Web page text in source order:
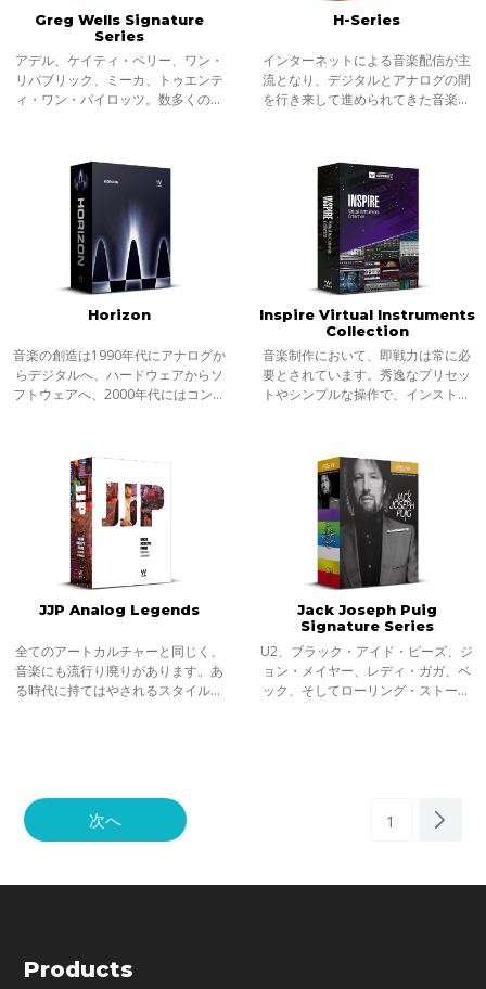
Greg Wells Signature
Series
アデル、ケイティ・ペリー、ワン・
リパブリック、ミーカ、トゥエンテ
ィ・ワン・パイロッツ。数多くのア
累計売上数が8500万ユニットにのぼ
る、グラ
H-Series
インターネットによる音楽配信が主
流となり、デジタルとアナログの間
を行き来して進められてきた音楽制
ンザボックスで完結することが珍し
くなくな
Horizon
音楽の創造は1990年代にアナログか
らデジタルへ、ハードウェアからソ
フトウェアへ、2000年代にはコンピ
マスタリングは一般的なものになり
Inspire Virtual Instruments
Collection
音楽制作において、即戦力は常に必
要とされています。秀逸なプリセッ
トやシンプルな操作で、インストー
ェクト。と同時に、どこまでも楽し
んで音作
JJP Analog Legends
全てのアートカルチャーと同じく、
音楽にも流行り廃りがあります。あ
る時代に持てはやされるスタイル、
Jack Joseph Puig
Signature Series
U2、ブラック・アイド・ピーズ、ジ
ョン・メイヤー、レディ・ガガ、ベ
ック、そしてローリング・ストーン
次へ 1
Products